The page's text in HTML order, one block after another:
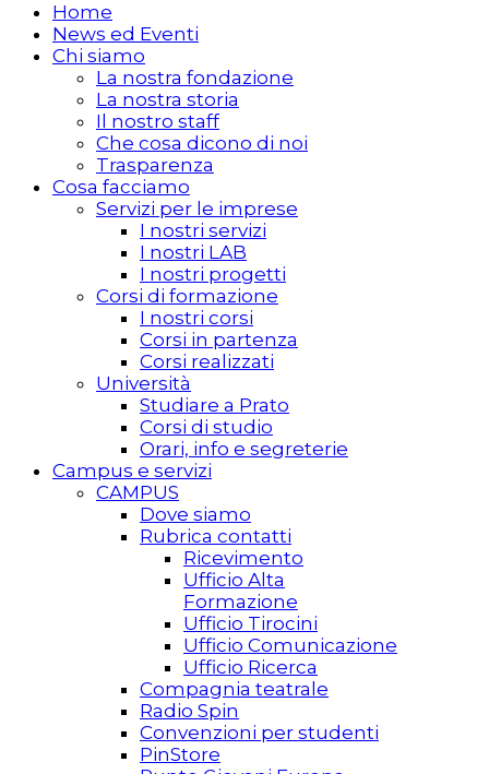
Home
News ed Eventi
Chi siamo
La nostra fondazione
La nostra storia
Il nostro staff
Che cosa dicono di noi
Trasparenza
Cosa facciamo
Servizi per le imprese
I nostri servizi
I nostri LAB
I nostri progetti
Corsi di formazione
I nostri corsi
Corsi in partenza
Corsi realizzati
Università
Studiare a Prato
Corsi di studio
Orari, info e segreterie
Campus e servizi
CAMPUS
Dove siamo
Rubrica contatti
Ricevimento
Ufficio Alta
Formazione
Ufficio Tirocini
Ufficio Comunicazione
Ufficio Ricerca
Compagnia teatrale
Radio Spin
Convenzioni per studenti
PinStore